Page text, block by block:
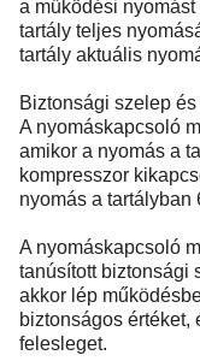
a működési nyomást
tartály teljes
tartály aktuális
Biztonsági szelep
A nyomáskapcsoló
amikor a nyomás a
kompresszor
nyomás a tartályban
A nyomáskapcsoló
tanúsított biztonsági
akkor lép
biztonságos értéket,
felesleget.